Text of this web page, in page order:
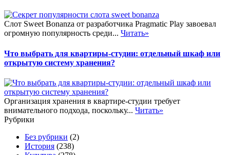
Слот Sweet Bonanza от разработчика Pragmatic Play завоевал
огромную популярность среди... Читать»
Что выбрать для квартиры-студии: отдельный шкаф или
открытую систему хранения?
Организация хранения в квартире-студии требует
внимательного подхода, поскольку... Читать»
Рубрики
Без рубрики (2)
История (238)